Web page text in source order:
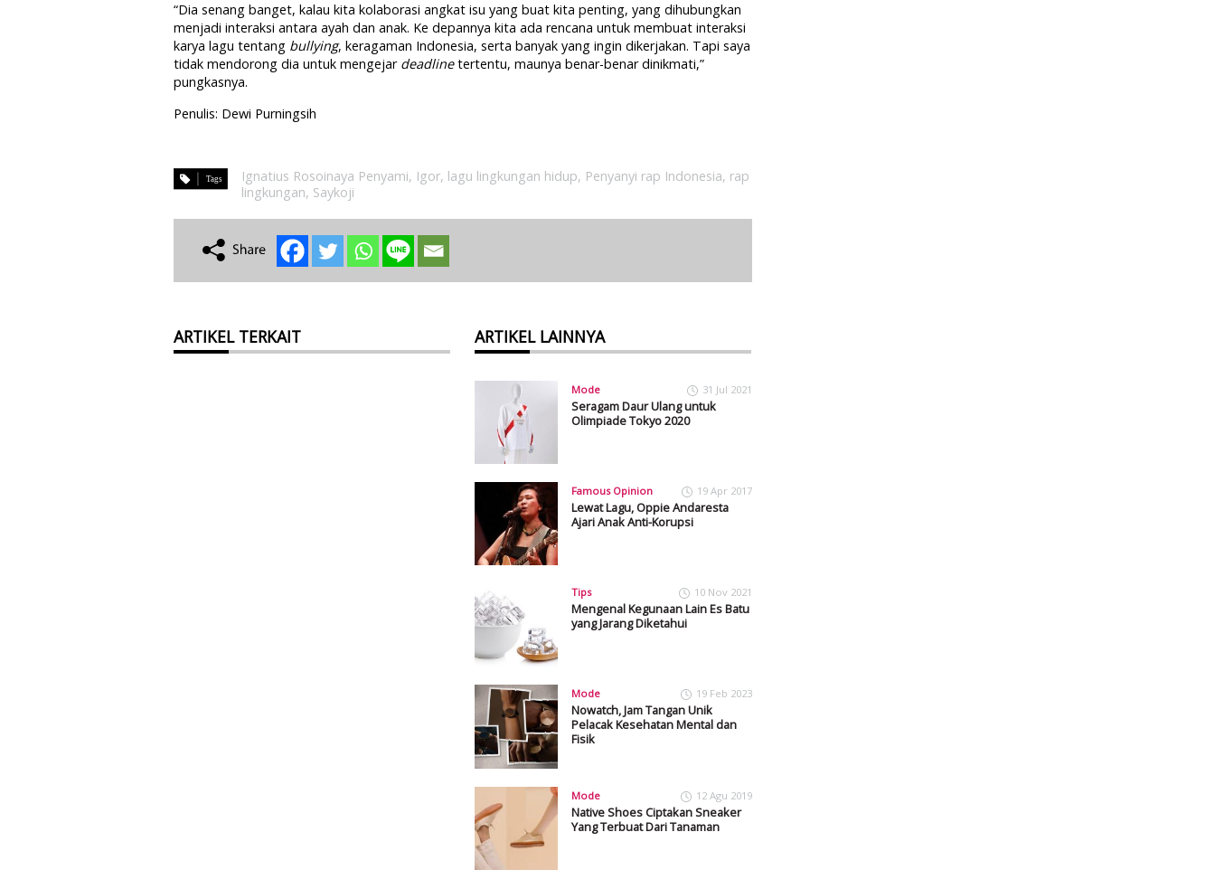
“Dia senang banget, kalau kita kolaborasi angkat isu yang buat kita penting, yang dihubungkan
menjadi interaksi antara ayah dan anak. Ke depannya kita ada rencana untuk membuat interaksi
karya lagu tentang bullying, keragaman Indonesia, serta banyak yang ingin dikerjakan. Tapi saya
tidak mendorong dia untuk mengejar deadlinetertentu, maunya benar-benar dinikmati,”
pungkasnya.
Penulis: Dewi Purningsih
Ignatius Rosoinaya Penyami, Igor, lagu lingkungan hidup, Penyanyi rap Indonesia, rap
lingkungan, Saykoji
ARTIKEL TERKAIT ARTIKEL LAINNYA
Mode 31 Jul 2021
Seragam Daur Ulang untuk
Olimpiade Tokyo 2020
Famous Opinion 19 Apr 2017
Lewat Lagu, Oppie Andaresta
Ajari Anak Anti-Korupsi
Tips 10 Nov 2021
Mengenal Kegunaan Lain Es Batu
yang Jarang Diketahui
Mode 19 Feb 2023
Nowatch, Jam Tangan Unik
Pelacak Kesehatan Mental dan
Fisik
Mode 12 Agu 2019
Native Shoes Ciptakan Sneaker
Yang Terbuat Dari Tanaman